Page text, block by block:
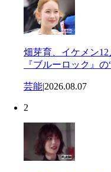
畑芽育、イケメン
『ブルーロック』
芸能|2026.08.07
2